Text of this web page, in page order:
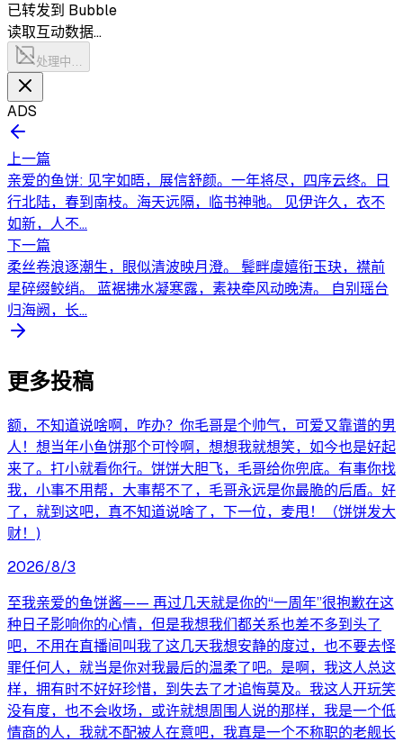
已转发到 Bubble
读取互动数据…
处理中…
ADS
上一篇
亲爱的鱼饼: 见字如晤，展信舒颜。一年将尽，四序云终。日
行北陆，春到南枝。海天远隔，临书神驰。 见伊许久，衣不
如新，人不...
下一篇
柔丝卷浪逐潮生，眼似清波映月澄。 鬓畔虞嬉衔玉玦，襟前
星碎缀鲛绡。 蓝裾拂水凝寒露，素袂牵风动晚涛。 自别瑶台
归海阙，长...
更多投稿
额，不知道说啥啊，咋办？你毛哥是个帅气，可爱又靠谱的男
人！想当年小鱼饼那个可怜啊，想想我就想笑，如今也是好起
来了。打小就看你行。饼饼大胆飞，毛哥给你兜底。有事你找
我，小事不用帮，大事帮不了，毛哥永远是你最脆的后盾。好
了，就到这吧，真不知道说啥了，下一位，麦甩！（饼饼发大
财！)
2026/8/3
至我亲爱的鱼饼酱—— 再过几天就是你的“一周年”很抱歉在这
种日子影响你的心情，但是我想我们都关系也差不多到头了
吧，不用在直播间叫我了这几天我想安静的度过，也不要去怪
罪任何人，就当是你对我最后的温柔了吧。是啊，我这人总这
样，拥有时不好好珍惜，到失去了才追悔莫及。我这人开玩笑
没有度，也不会收场，或许就想周围人说的那样，我是一个低
情商的人，我就不配被人在意吧，我真是一个不称职的老舰长